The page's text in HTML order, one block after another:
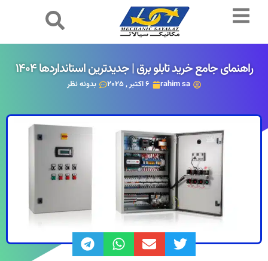
راهنمای جامع خرید تابلو برق | جدیدترین استانداردها 1404
rahim sa 6 اکتبر , 2025 بدونه نظر